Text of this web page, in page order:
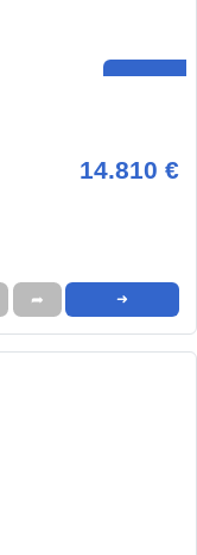
14.810 €
➦ ➜